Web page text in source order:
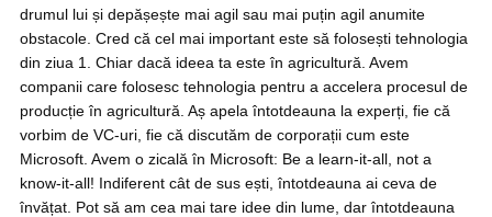
drumul lui și depășește mai agil sau mai puțin agil anumite
obstacole. Cred că cel mai important este să folosești tehnologia
din ziua 1. Chiar dacă ideea ta este în agricultură. Avem
companii care folosesc tehnologia pentru a accelera procesul de
producție în agricultură. Aș apela întotdeauna la experți, fie că
vorbim de VC-uri, fie că discutăm de corporații cum este
Microsoft. Avem o zicală în Microsoft: Be a learn-it-all, not a
know-it-all! Indiferent cât de sus ești, întotdeauna ai ceva de
învățat. Pot să am cea mai tare idee din lume, dar întotdeauna